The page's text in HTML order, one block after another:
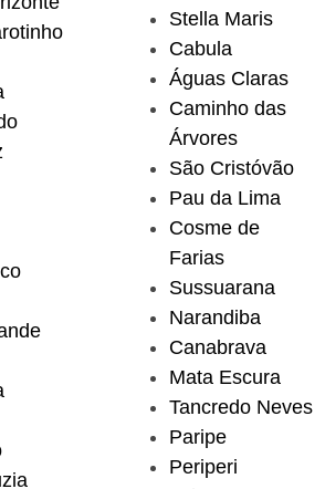
Stella Maris
Cabula
Águas Claras
Caminho das
Árvores
São Cristóvão
Pau da Lima
Cosme de
Farias
Sussuarana
Narandiba
Canabrava
Mata Escura
Tancredo Neves
Paripe
Periperi